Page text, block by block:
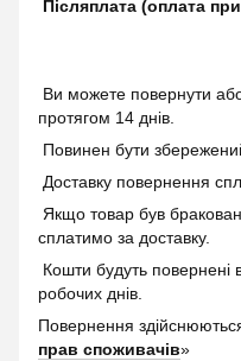
Післяплата (оплата
Ви можете повернути
протягом 14 днів.
Повинен бути
Доставку повернення
Якщо товар був
сплатимо за доставку.
Кошти будуть повернені
робочих днів.
Повернення
прав споживачів»